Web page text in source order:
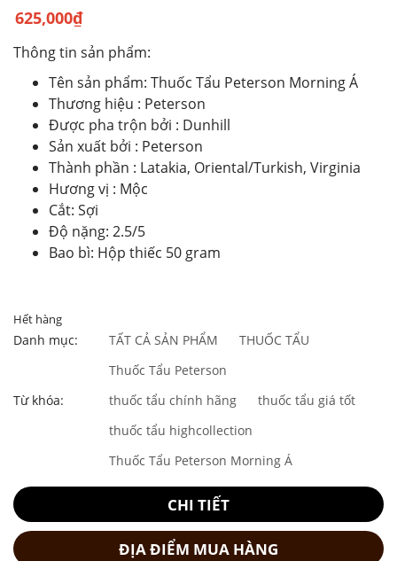
625,000₫
Thông tin sản phẩm:
Tên sản phẩm: Thuốc Tẩu Peterson Morning Á
Thương hiệu : Peterson
Được pha trộn bởi : Dunhill
Sản xuất bởi : Peterson
Thành phần : Latakia, Oriental/Turkish, Virginia
Hương vị : Mộc
Cắt: Sợi
Độ nặng: 2.5/5
Bao bì: Hộp thiếc 50 gram
Hết hàng
Danh mục: TẤT CẢ SẢN PHẨM
THUỐC TẨU
Thuốc Tẩu Peterson
Từ khóa:
thuốc tẩu chính hãng
thuốc tẩu giá tốt
thuốc tẩu highcollection
Thuốc Tẩu Peterson Morning Á
CHI TIẾT
ĐỊA ĐIỂM MUA HÀNG